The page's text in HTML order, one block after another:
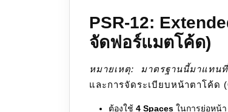
PSR-12:
จัดฟอร์แมตโค้ด)
หมายเหตุ: มาตรฐานนี้มาแทน
และการจัดระเบียบหน้าตาโค้ด
ต้องใช้ 4 Spaces ในการย่อหน้า